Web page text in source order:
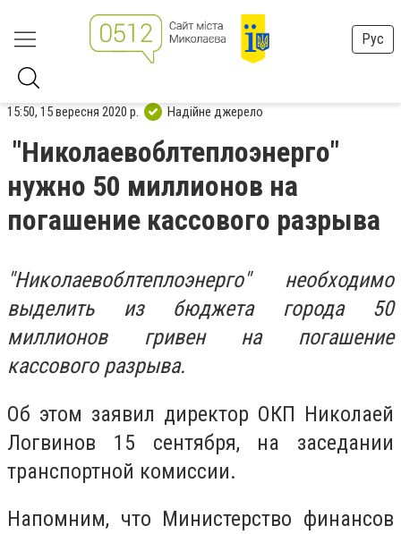
Рус
15:50, 15 вересня 2020 р. Надійне джерело
"Николаевоблтеплоэнерго"
нужно 50 миллионов на
погашение кассового разрыва
"Николаевоблтеплоэнерго" необходимо
выделить из бюджета города 50
миллионов гривен на погашение
кассового разрыва.
Об этом заявил директор ОКП Николаей
Логвинов 15 сентября, на заседании
транспортной комиссии.
Напомним, что Министерство финансов